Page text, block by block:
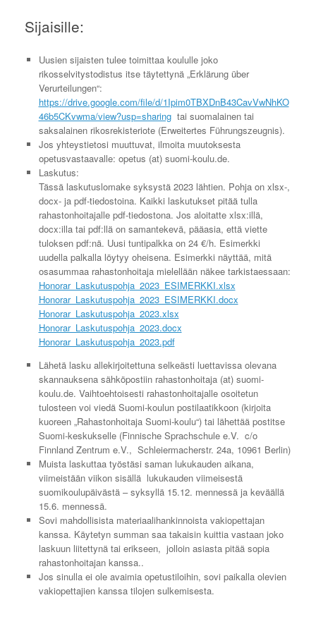
Sijaisille:
Uusien sijaisten tulee toimittaa koululle joko
rikosselvitystodistus itse täytettynä „Erklärung über
Verurteilungen“:
https://drive.google.com/file/d/1Ipim0TBXDnB43CavVwNhKO
46b5CKvwma/view?usp=sharingtai suomalainen tai
saksalainen rikosrekisteriote (Erweitertes Führungszeugnis).
Jos yhteystietosi muuttuvat, ilmoita muutoksesta
opetusvastaavalle: opetus (at) suomi-koulu.de.
Laskutus:
Tässä laskutuslomake syksystä 2023 lähtien. Pohja on xlsx-,
docx- ja pdf-tiedostoina. Kaikki laskutukset pitää tulla
rahastonhoitajalle pdf-tiedostona. Jos aloitatte xlsx:illä,
docx:illa tai pdf:llä on samantekevä, pääasia, että viette
tuloksen pdf:nä. Uusi tuntipalkka on 24 €/h. Esimerkki
uudella palkalla löytyy oheisena. Esimerkki näyttää, mitä
osasummaa rahastonhoitaja mielellään näkee tarkistaessaan:
Honorar_Laskutuspohja_2023_ESIMERKKI.xlsx
Honorar_Laskutuspohja_2023_ESIMERKKI.docx
Honorar_Laskutuspohja_2023.xlsx
Honorar_Laskutuspohja_2023.docx
Honorar_Laskutuspohja_2023.pdf
Lähetä lasku allekirjoitettuna selkeästi luettavissa olevana
skannauksena sähköpostiin rahastonhoitaja (at) suomi-
koulu.de. Vaihtoehtoisesti rahastonhoitajalle osoitetun
tulosteen voi viedä Suomi-koulun postilaatikkoon (kirjoita
kuoreen „Rahastonhoitaja Suomi-koulu“) tai lähettää postitse
Suomi-keskukselle (Finnische Sprachschule e.V. c/o
Finnland Zentrum e.V., Schleiermacherstr. 24a, 10961 Berlin)
Muista laskuttaa työstäsi saman lukukauden aikana,
viimeistään viikon sisällä lukukauden viimeisestä
suomikoulupäivästä – syksyllä 15.12. mennessä ja keväällä
15.6. mennessä.
Sovi mahdollisista materiaalihankinnoista vakiopettajan
kanssa. Käytetyn summan saa takaisin kuittia vastaan joko
laskuun liitettynä tai erikseen, jolloin asiasta pitää sopia
rahastonhoitajan kanssa..
Jos sinulla ei ole avaimia opetustiloihin, sovi paikalla olevien
vakiopettajien kanssa tilojen sulkemisesta.